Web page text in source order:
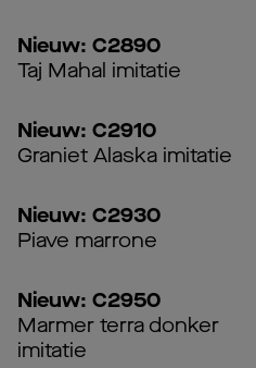
Nieuw: C2890
Taj Mahal imitatie
Nieuw: C2910
Graniet Alaska imitatie
Nieuw: C2930
Piave marrone
Nieuw: C2950
Marmer terra donker
imitatie